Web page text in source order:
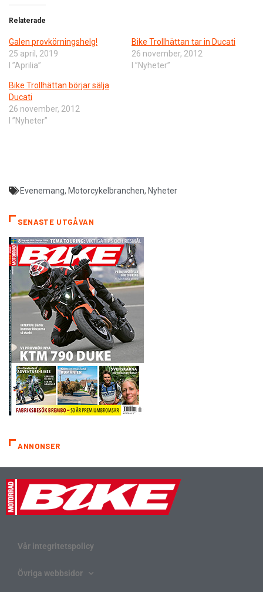
Relaterade
Galen provkörningshelg!
25 april, 2019
I ”Aprilia”
Bike Trollhättan tar in Ducati
26 november, 2012
I ”Nyheter”
Bike Trollhättan börjar sälja
Ducati
26 november, 2012
I ”Nyheter”
Evenemang, Motorcykelbranchen, Nyheter
SENASTE UTGÅVAN
ANNONSER
Vår integritetspolicy
Övriga webbsidor